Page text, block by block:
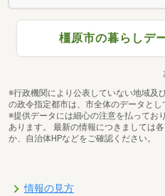
橿原市の暮らしデ
※行政機関により公表していない地域及
の政令指定都市は、市全体のデータとし
※提供データには細心の注意を払ってお
あります。 最新の情報につきましては
か、自治体HPなどをご確認ください。
情報の見方